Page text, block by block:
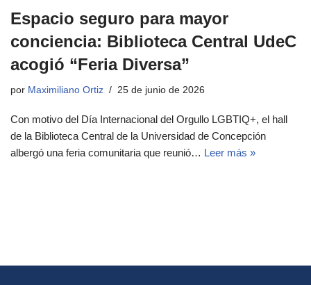
Espacio seguro para mayor
conciencia: Biblioteca Central UdeC
acogió “Feria Diversa”
por Maximiliano Ortiz 25 de junio de 2026
Con motivo del Día Internacional del Orgullo LGBTIQ+, el hall
de la Biblioteca Central de la Universidad de Concepción
albergó una feria comunitaria que reunió… Leer más »